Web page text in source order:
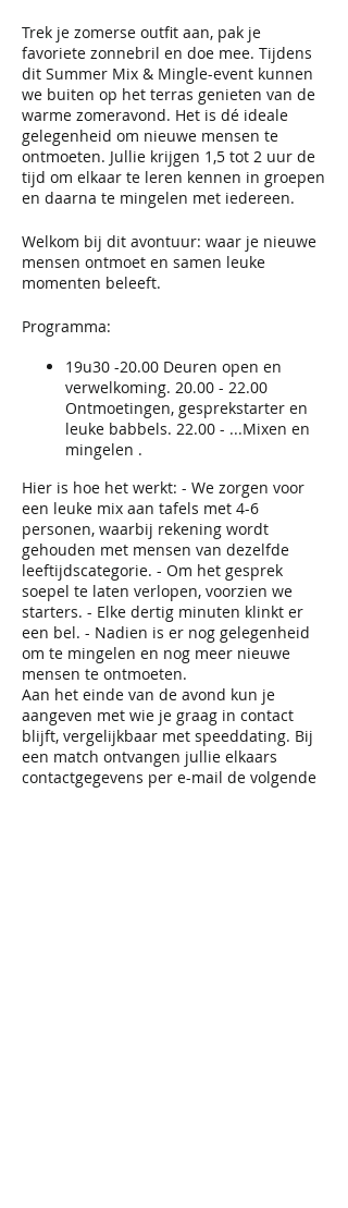
Trek je zomerse outfit aan, pak je
favoriete zonnebril en doe mee. Tijdens
dit Summer Mix & Mingle-event kunnen
we buiten op het terras genieten van de
warme zomeravond. Het is dé ideale
gelegenheid om nieuwe mensen te
ontmoeten. Jullie krijgen 1,5 tot 2 uur de
tijd om elkaar te leren kennen in groepen
en daarna te mingelen met iedereen.
Welkom bij dit avontuur: waar je nieuwe
mensen ontmoet en samen leuke
momenten beleeft.
Programma:
19u30 -20.00 Deuren open en
verwelkoming. 20.00 - 22.00
Ontmoetingen, gesprekstarter en
leuke babbels. 22.00 - ...Mixen en
mingelen .
Hier is hoe het werkt: - We zorgen voor
een leuke mix aan tafels met 4-6
personen, waarbij rekening wordt
gehouden met mensen van dezelfde
leeftijdscategorie. - Om het gesprek
soepel te laten verlopen, voorzien we
starters. - Elke dertig minuten klinkt er
een bel. - Nadien is er nog gelegenheid
om te mingelen en nog meer nieuwe
mensen te ontmoeten.
Aan het einde van de avond kun je
aangeven met wie je graag in contact
blijft, vergelijkbaar met speeddating. Bij
een match ontvangen jullie elkaars
contactgegevens per e-mail de volgende